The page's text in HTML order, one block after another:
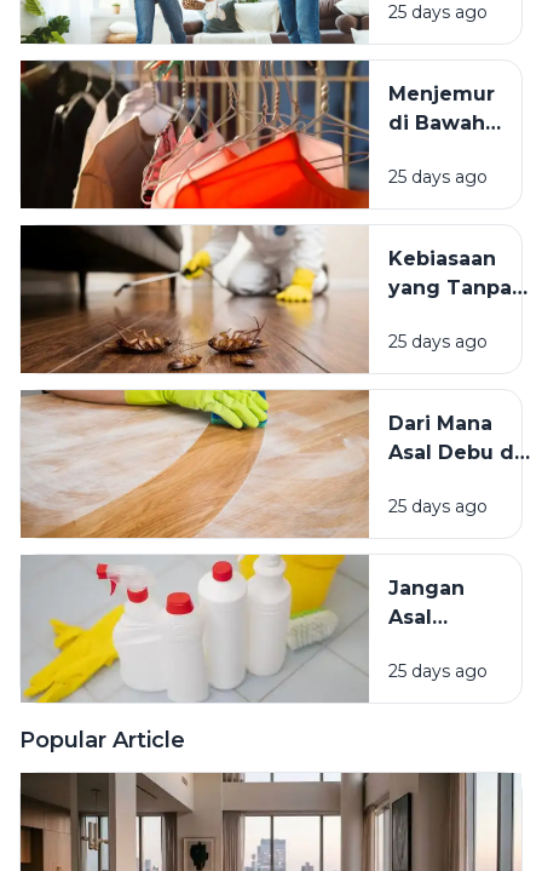
Mengapa
Lingkungan
Tinggal yang
Bersih
Kesejahteraan
Kita?
25 days ago
Menjemur
di Bawah
atau Di
Tempat
Mana yang
Lebih
25 days ago
Kebiasaan
yang Tanpa
Mengundang
Kecoak,
Hama
Lainnya Ke
25 days ago
Dari Mana
Asal Debu di
Kenali
Penyebab
Mengatasinya
25 days ago
Jangan
Asal
Bahan
Pembersih
25 days ago
Popular Article